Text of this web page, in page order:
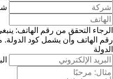
الرجاء التحقق من رقم الهاتف:
رقم الهاتف وأن يشمل كود الدولة.
الدولة